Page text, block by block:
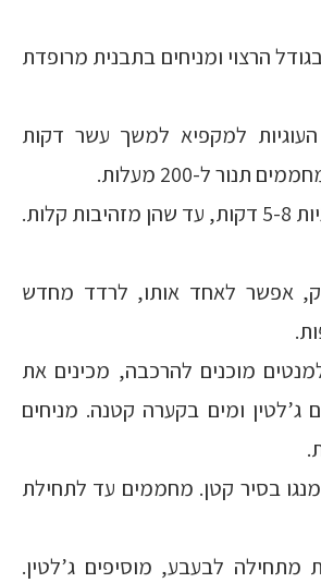
בגודל הרצוי ומניחים בתבנית מרופדת
העוגיות למקפיא למשך עשר דקות
תנור ל-200 מעלות.
19. אופים את העוגיות 5-8 דקות, עד שהן מזהיבות קלות.
אפשר לאחד אותו, לרדד מחדש
מוכנים להרכבה, מכינים את
ג’לטין ומים בקערה קטנה. מניחים
מנגו בסיר קטן. מחממים עד לתחילת
מתחילה לבעבע, מוסיפים ג’לטין.